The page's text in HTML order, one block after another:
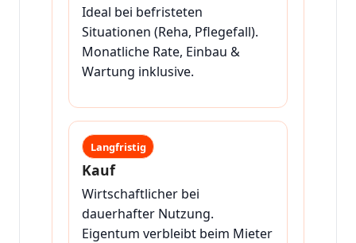
Ideal bei befristeten
Situationen (Reha, Pflegefall).
Monatliche Rate, Einbau &
Wartung inklusive.
Langfristig
Kauf
Wirtschaftlicher bei
dauerhafter Nutzung.
Eigentum verbleibt beim Mieter